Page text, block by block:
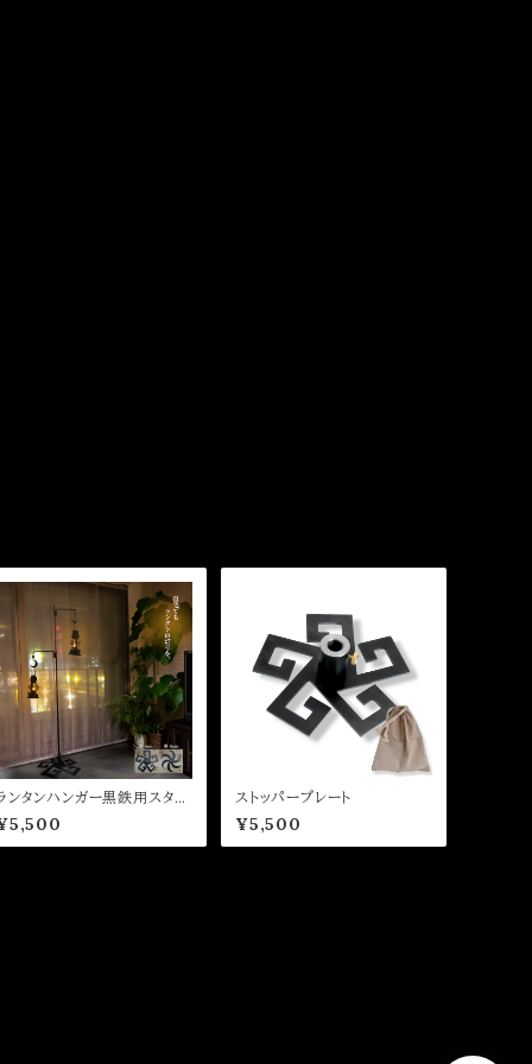
ンタンハンガー黒鉄用スタン
ストッパープレート
¥5,500